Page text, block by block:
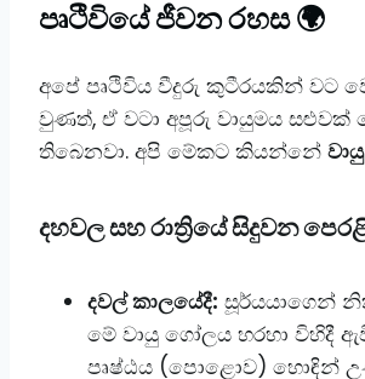
පෘථිවියේ ජීවන රහස 🌍
​අපේ පෘථිවිය වීදුරු කුටීරයකින් වට
වුණත්, ඒ වටා අපූරු වායුමය සළුවක්
තිබෙනවා. අපි මේකට කියන්නේ
​දහවල සහ රාත්‍රියේ සිදුවන
දවල් කාලයේදී: සූර්යයාගෙන්
මේ වායු ගෝලය හරහා විහිදී
පෘෂ්ඨය (පොළොව) හොඳින්